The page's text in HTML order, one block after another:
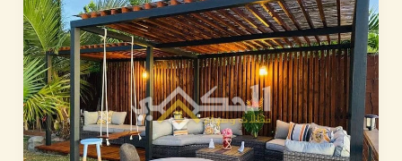
الرياض
|
افضل
معلم
تركيب
برجولات